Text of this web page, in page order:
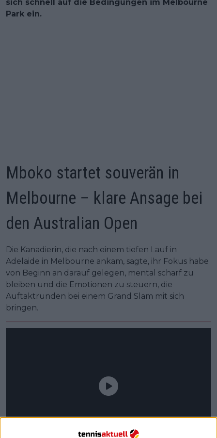
sich schnell auf die Bedingungen im Melbourne
Park ein.
Mboko startet souverän in
Melbourne – klare Ansage bei
den Australian Open
Die Kanadierin, die nach einem tiefen Lauf in
Adelaide in Melbourne ankam, sagte, ihr Fokus habe
von Beginn an darauf gelegen, mental scharf zu
bleiben und die Emotionen zu steuern, die
Auftaktrunden bei einem Grand Slam mit sich
bringen.